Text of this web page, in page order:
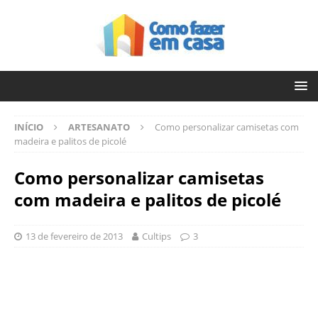
INÍCIO ARTESANATO
Como personalizar camisetas com
madeira e palitos de picolé
Como personalizar camisetas
com madeira e palitos de picolé
13 de fevereiro de 2013 Cultips 3